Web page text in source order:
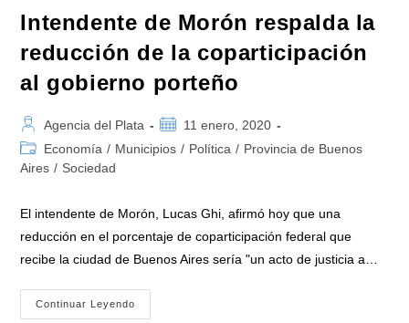
Intendente de Morón respalda la
reducción de la coparticipación
al gobierno porteño
Autor
de
la
Agencia del Plata
Publicación
de
11 enero, 2020
Categoría
de
entrada:
Economía / Municipios / Política / Provincia de Buenos
Aires / Sociedad
El intendente de Morón, Lucas Ghi, afirmó hoy que una
reducción en el porcentaje de coparticipación federal que
recibe la ciudad de Buenos Aires sería "un acto de justicia a…
Continuar Leyendo
De